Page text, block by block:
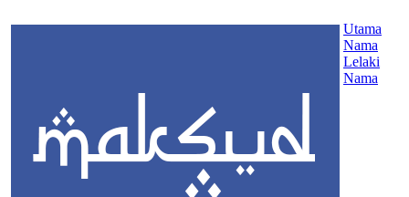
Utama
Nama
Lelaki
Nama